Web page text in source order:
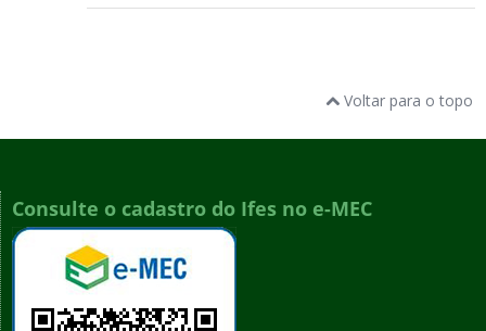
Voltar para o topo
Consulte o cadastro do Ifes no e-MEC